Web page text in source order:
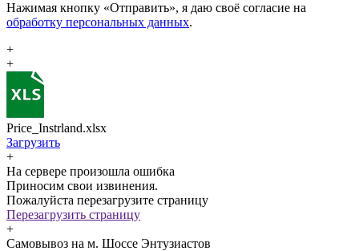
Нажимая кнопку «Отправить», я даю своё согласие на
обработку персональных данных.
+
+
Price_Instrland.xlsx
Загрузить
+
На сервере произошла ошибка
Приносим свои извинения.
Пожалуйста перезагрузите страницу
Перезагрузить страницу
+
Самовывоз на м. Шоссе Энтузиастов